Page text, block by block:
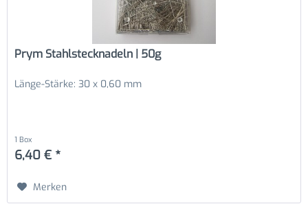
Prym Stahlstecknadeln | 50g
Länge-Stärke: 30 x 0,60 mm
1 Box
6,40 € *
Merken